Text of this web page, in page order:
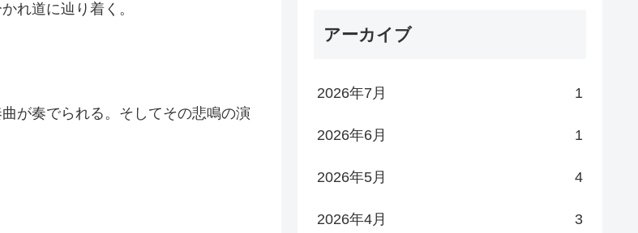
れ道に辿り着く。
が奏でられる。そしてその悲鳴の演
アーカイブ
2026年7月 1
2026年6月 1
2026年5月 4
2026年4月 3